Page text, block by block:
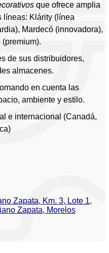
que ofrece amplia
líneas: Klárity (línea
Mardecó (innovadora),
(premium).
de sus distribuidores,
almacenes.
en cuenta las
ambiente y estilo.
e internacional (Canadá,
Zapata, Km. 3, Lote 1,
Zapata, Morelos